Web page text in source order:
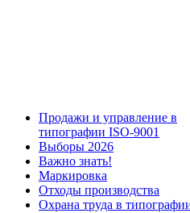
Продажи и управление в
типографии ISO-9001
Выборы 2026
Важно знать!
Маркировка
Отходы производства
Охрана труда в